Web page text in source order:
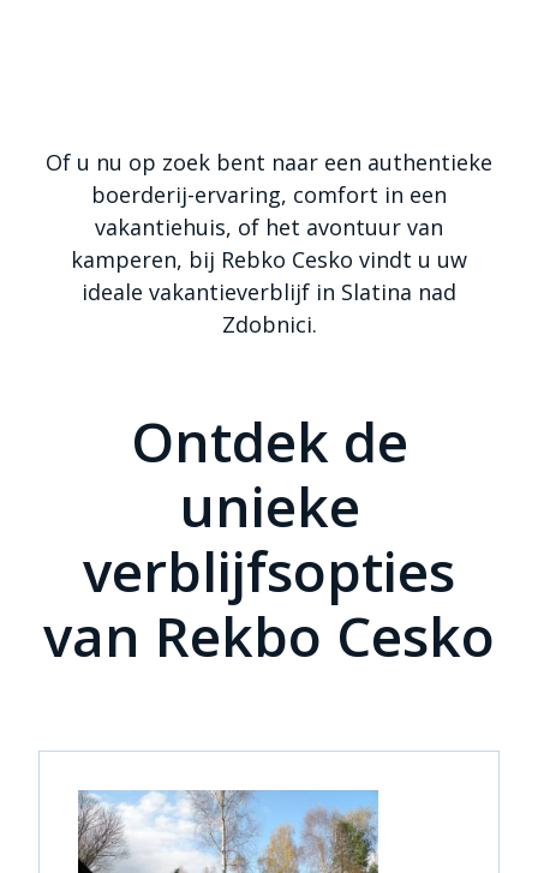
Of u nu op zoek bent naar een authentieke
boerderij-ervaring, comfort in een
vakantiehuis, of het avontuur van
kamperen, bij Rebko Cesko vindt u uw
ideale vakantieverblijf in Slatina nad
Zdobnici.
Ontdek de
unieke
verblijfsopties
van Rekbo Cesko